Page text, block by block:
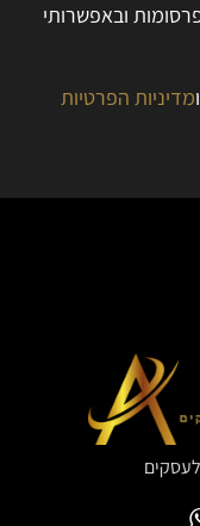
ובאפשרותי
ומדיניות הפרטיות
לעסקים